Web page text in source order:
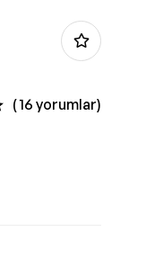
( 16 yorumlar)